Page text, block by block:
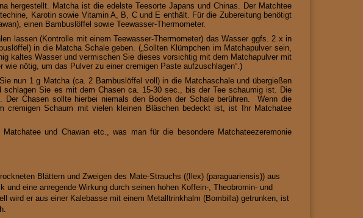
hergestellt. Matcha ist die edelste Teesorte Japans und Chinas. Der Matchtee
Karotin sowie Vitamin A, B, C und E enthält. Für die Zubereitung benötigt
einen Bambuslöffel sowie Teewasser-Thermometer.
lassen (Kontrolle mit einem Teewasser-Thermometer) das Wasser ggfs. 2 x in
in die Matcha Schale geben. („Sollten Klümpchen im Matchapulver sein,
kaltes Wasser und vermischen Sie dieses vorsichtig mit dem Matchapulver mit
nötig, um das Pulver zu einer cremigen Paste aufzuschlagen“.)
nun 1 g Matcha (ca. 2 Bambuslöffel voll) in die Matchaschale und übergießen
Sie es mit dem Chasen ca. 15-30 sec., bis der Tee schaumig ist. Die
Der Chasen sollte hierbei niemals den Boden der Schale berühren. Wenn die
cremigen Schaum mit vielen kleinen Bläschen bedeckt ist, ist Ihr Matchatee
und Chawan etc., was man für die besondere Matchateezeremonie
Blättern und Zweigen des Mate-Strauchs ((Ilex) (paraguariensis)) aus
eine anregende Wirkung durch seinen hohen Koffein-, Theobromin- und
wird er aus einer Kalebasse mit einem Metalltrinkhalm (Bombilla) getrunken, ist